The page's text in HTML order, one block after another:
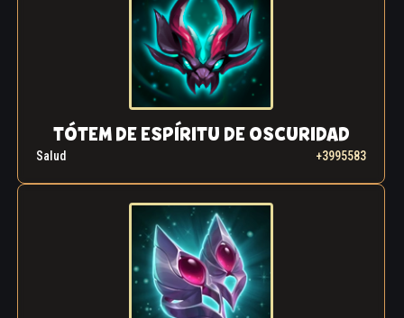
TÓTEM DE ESPÍRITU DE OSCURIDAD
Salud +3995583